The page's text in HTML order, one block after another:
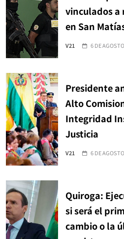
vinculados a
en San
V21 6 DE
Presidente
Alto
Integridad
Justicia
V21 6 DE
Quiroga:
si será el
cambio o la